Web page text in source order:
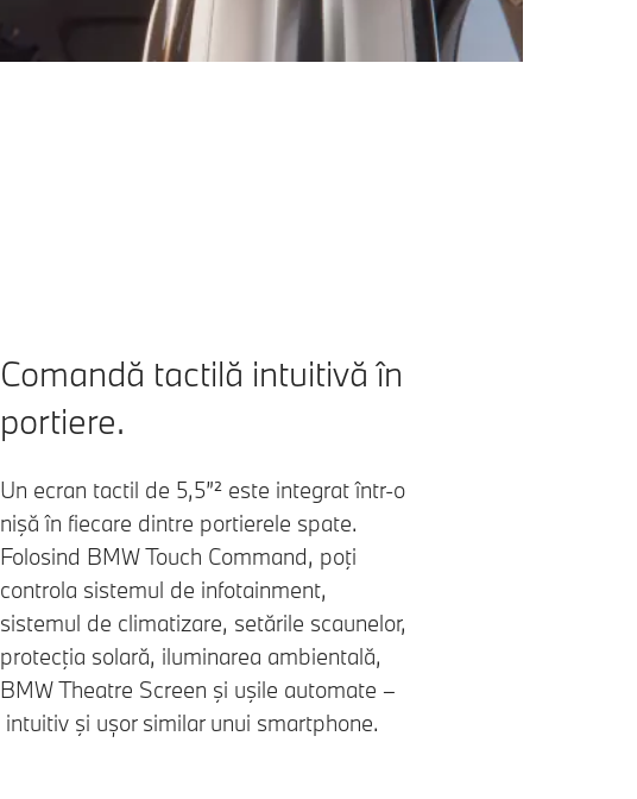
Comandă tactilă intuitivă în
portiere.
Un ecran tactil de 5,5”² este integrat într-o
nişă în fiecare dintre portierele spate.
Folosind BMW Touch Command, poţi
controla sistemul de infotainment,
sistemul de climatizare, setările scaunelor,
protecţia solară, iluminarea ambientală,
BMW Theatre Screen şi uşile automate –
intuitiv şi ușor similar unui smartphone.